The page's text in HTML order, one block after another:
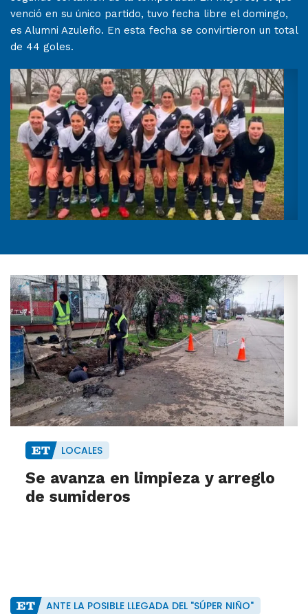
venció en su único partido, tuvo fecha libre el domingo,
es Alumni Azuleño. En esta fecha se convirtieron un total
de 44 goles.
LOCALES
Se avanza en limpieza y arreglo
de sumideros
ANTE LA POSIBLE LLEGADA DEL "SÚPER NIÑO"